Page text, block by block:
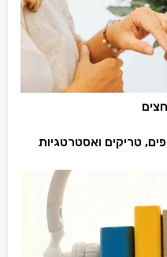
טריקים ואסטרטגיות